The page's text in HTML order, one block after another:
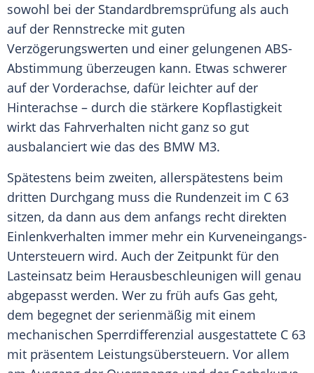
sowohl bei der Standardbremsprüfung als auch
auf der Rennstrecke mit guten
Verzögerungswerten und einer gelungenen ABS-
Abstimmung überzeugen kann. Etwas schwerer
auf der Vorderachse, dafür leichter auf der
Hinterachse – durch die stärkere Kopflastigkeit
wirkt das Fahrverhalten nicht ganz so gut
ausbalanciert wie das des BMW M3.
Spätestens beim zweiten, allerspätestens beim
dritten Durchgang muss die Rundenzeit im C 63
sitzen, da dann aus dem anfangs recht direkten
Einlenkverhalten immer mehr ein Kurveneingangs-
Untersteuern wird. Auch der Zeitpunkt für den
Lasteinsatz beim Herausbeschleunigen will genau
abgepasst werden. Wer zu früh aufs Gas geht,
dem begegnet der serienmäßig mit einem
mechanischen Sperrdifferenzial ausgestattete C 63
mit präsentem Leistungsübersteuern. Vor allem